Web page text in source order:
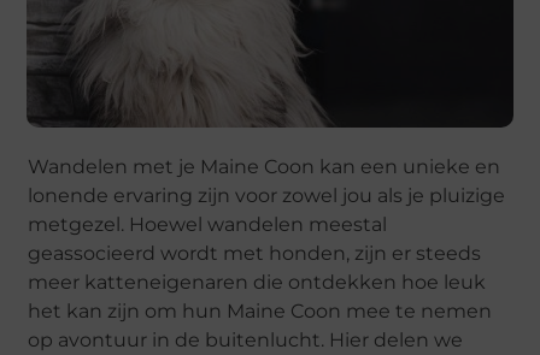
Wandelen met je Maine Coon kan een unieke en
lonende ervaring zijn voor zowel jou als je pluizige
metgezel. Hoewel wandelen meestal
geassocieerd wordt met honden, zijn er steeds
meer katteneigenaren die ontdekken hoe leuk
het kan zijn om hun Maine Coon mee te nemen
op avontuur in de buitenlucht. Hier delen we